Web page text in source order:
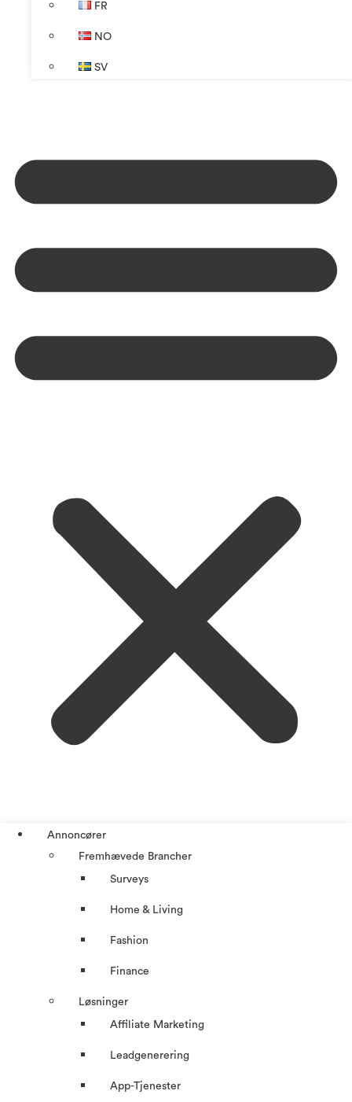
FR
NO
SV
Annoncører
Fremhævede Brancher
Surveys
Home & Living
Fashion
Finance
Løsninger
Affiliate Marketing
Leadgenerering
App-Tjenester